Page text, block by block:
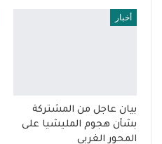
أخبار
بيان عاجل من المشتركة
بشأن هجوم المليشيا على
المحور الغربي